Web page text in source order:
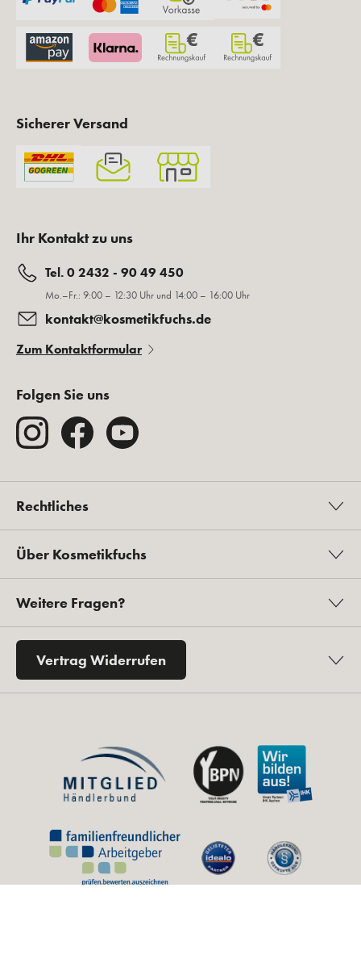
Sicherer Versand
Ihr Kontakt zu uns
Tel. 0 2432 - 90 49 450
Mo.–Fr.: 9:00 – 12:30 Uhr und 14:00 – 16:00 Uhr
kontakt@kosmetikfuchs.de
Zum Kontaktformular
Folgen Sie uns
Rechtliches
Über Kosmetikfuchs
Weitere Fragen?
Vertrag Widerrufen